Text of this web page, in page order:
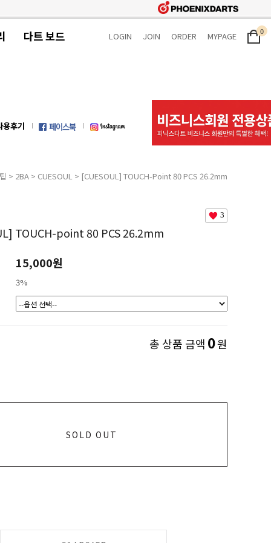
다트 보드 LOGIN JOIN ORDER MYPAGE 0
용후기
팁 > 2BA > CUESOUL > [CUESOUL] TOUCH-Point 80 PCS 26.2mm
3
TOUCH-point 80 PCS 26.2mm
15,000원
3%
총 상품 금액 0원
SOLD OUT